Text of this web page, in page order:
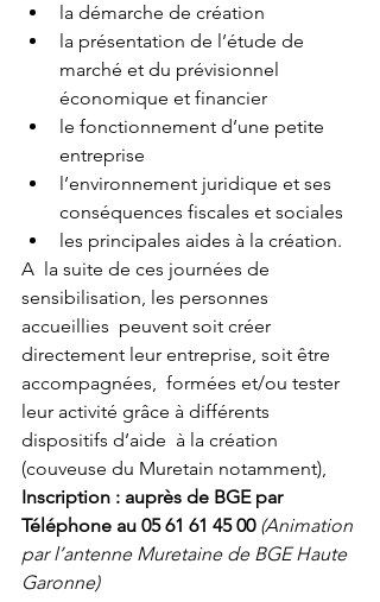
la démarche de création
la présentation de l’étude de
marché et du prévisionnel
économique et financier
le fonctionnement d’une petite
entreprise
l’environnement juridique et ses
conséquences fiscales et sociales
les principales aides à la création.
A  la suite de ces journées de
sensibilisation, les personnes
accueillies  peuvent soit créer
directement leur entreprise, soit être
accompagnées,  formées et/ou tester
leur activité grâce à différents
dispositifs d’aide  à la création
(couveuse du Muretain notamment),
Inscription : auprès de BGE par
Téléphone au 05 61 61 45 00 (Animation
par l’antenne Muretaine de BGE Haute
Garonne)